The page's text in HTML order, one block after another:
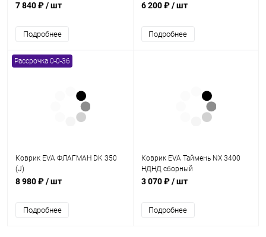
7 840 ₽/ шт
Подробнее
6 200 ₽/ шт
Подробнее
Рассрочка 0-0-36
Коврик EVA ФЛАГМАН DK 350
(J)
8 980 ₽/ шт
Подробнее
Коврик EVA Таймень NX 3400
НДНД сборный
3 070 ₽/ шт
Подробнее